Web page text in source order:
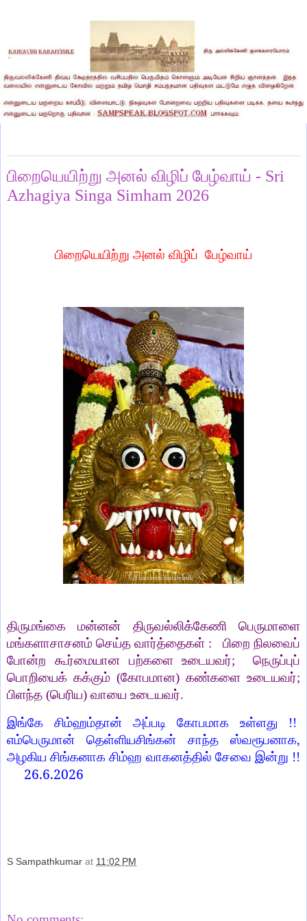
பிறையெயிற்று அனல் விழிப் பேழ்வாய் - Sri
Azhagiya Singa Simham 2026
பிறையெயிற்று அனல் விழிப் பேழ்வாய்
திருமங்கை மன்னன் திருவல்லிக்கேணி பெருமாளை
மங்களாசாசனம் செய்த வார்த்தைகள் :
பிறை நிலவைப்
போன்ற கூர்மையான பற்களை உடையவர்;
நெருப்புப்
பொறியைக் கக்கும் (கோபமான) கண்களை உடையவர்;
பிளந்த (பெரிய) வாயை உடையவர்.
இங்கே சிம்ஹம்தான் அப்படி கோபமாக உள்ளது !!
எம்பெருமான் தெள்ளியசிங்கன் சாந்த ஸ்வரூபனாக,
அழகிய சிங்கனாக சிம்ஹ வாகனத்தில் சேவை இன்று !!
26.6.2026
S Sampathkumar at 11:02 PM